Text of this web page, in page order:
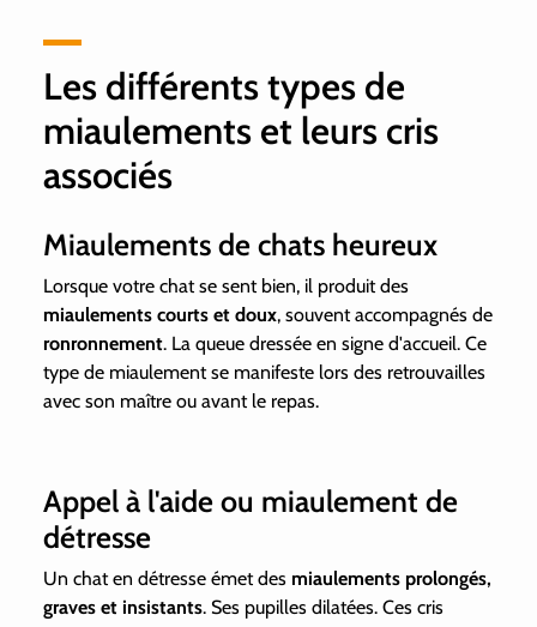
Les différents types de
miaulements et leurs cris
associés
Miaulements de chats heureux
Lorsque votre chat se sent bien, il produit des
miaulements courts et doux, souvent accompagnés de
ronronnement. La queue dressée en signe d'accueil. Ce
type de miaulement se manifeste lors des retrouvailles
avec son maître ou avant le repas.
Appel à l'aide ou miaulement de
détresse
Un chat en détresse émet des miaulements prolongés,
graves et insistants. Ses pupilles dilatées. Ces cris